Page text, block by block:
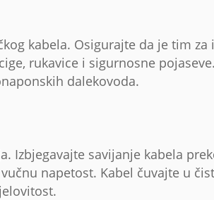
kabela. Osigurajte da je tim
rukavice i sigurnosne
dalekovoda.
Izbjegavajte savijanje kabela
napetost. Kabel čuvajte u